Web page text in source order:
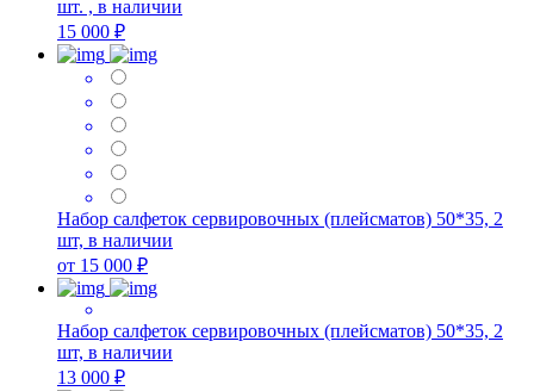
шт. , в наличии
15 000 ₽
Набор салфеток сервировочных (плейсматов) 50*35, 2
шт, в наличии
от 15 000 ₽
Набор салфеток сервировочных (плейсматов) 50*35, 2
шт, в наличии
13 000 ₽